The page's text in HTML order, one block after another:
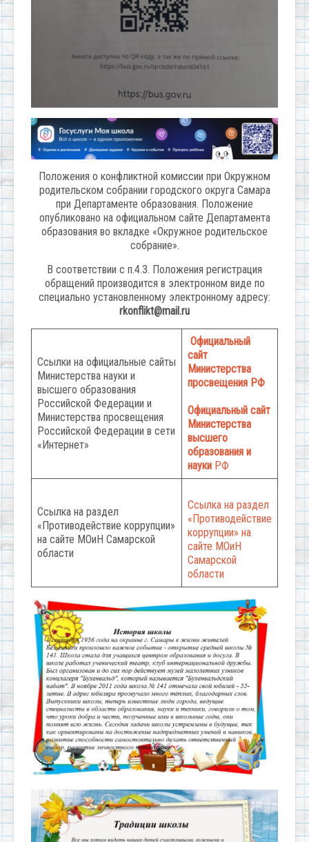
Положения о конфликтной комиссии при Окружном
родительском собрании городского округа Самара
при Департаменте образования. Положение
опубликовано на официальном сайте Департамента
образования во вкладке «Окружное родительское
собрание».
В соответствии с п.4.3. Положения регистрация
обращений производится в электронном виде по
специально установленному электронному адресу:
rkonflikt@mail.ru
Ссылки на официальные сайты
Министерства науки и
высшего образования
Российской Федерации и
Министерства просвещения
Российской Федерации в сети
«Интернет»
Официальный
сайт
Министерства
просвещения РФ
Официальный сайт
Министерства
высшего
образования и
науки РФ
Ссылка на раздел
«Противодействие коррупции»
на сайте МОиН Самарской
области
Ссылка на раздел
«Противодействие
коррупции» на
сайте МОиН
Самарской
области